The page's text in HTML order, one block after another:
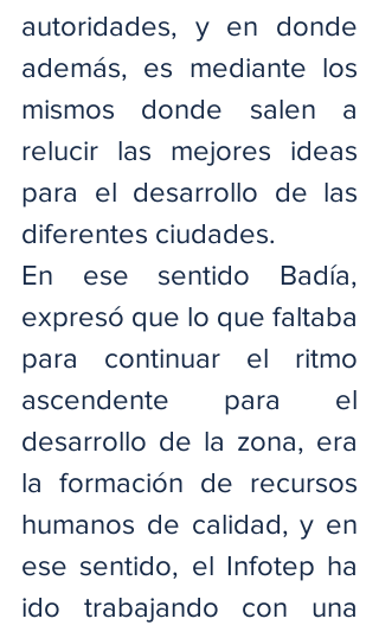
autoridades, y en donde
además, es mediante los
mismos donde salen a
relucir las mejores ideas
para el desarrollo de las
diferentes ciudades.
En ese sentido Badía,
expresó que lo que faltaba
para continuar el ritmo
ascendente para el
desarrollo de la zona, era
la formación de recursos
humanos de calidad, y en
ese sentido, el Infotep ha
ido trabajando con una